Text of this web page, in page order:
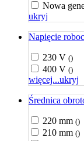
Nowa
ukryj
Napięcie
230 V ()
400 V ()
więcej...ukryj
Średnica
220 mm ()
210 mm ()